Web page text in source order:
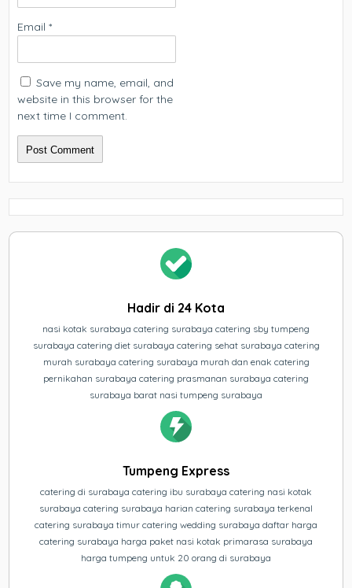
Email*
Save my name, email, and
website in this browser for the
next time I comment.
Hadir di 24 Kota
nasi kotak surabaya catering surabaya catering sby tumpeng
surabaya catering diet surabaya catering sehat surabaya catering
murah surabaya catering surabaya murah dan enak catering
pernikahan surabaya catering prasmanan surabaya catering
surabaya barat nasi tumpeng surabaya
Tumpeng Express
catering di surabaya catering ibu surabaya catering nasi kotak
surabaya catering surabaya harian catering surabaya terkenal
catering surabaya timur catering wedding surabaya daftar harga
catering surabaya harga paket nasi kotak primarasa surabaya
harga tumpeng untuk 20 orang di surabaya